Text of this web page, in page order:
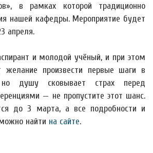
в рамках которой традиционно
нашей кафедры. Мероприятие будет
апреля.
и молодой учёный, и при этом
произвести первые шаги в
душу сковывает страх перед
— не пропустите этот шанс.
до 3 марта, а все подробности и
найти на сайте.